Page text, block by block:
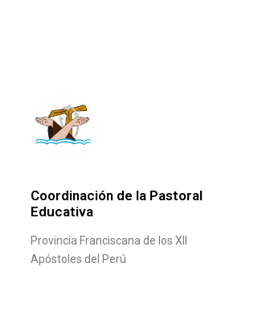
Coordinación de la Pastoral
Educativa
Provincia Franciscana de los XII
Apóstoles del Perú